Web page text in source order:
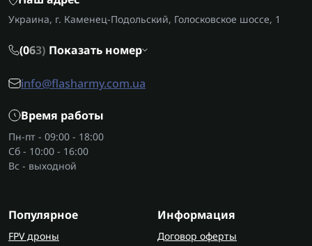
Украина, г. Каменец-Подольский, Голосковское шоссе, 1
(063) Показать номер
info@flasharmy.com.ua
Время работы
Пн-пт - 09:00 - 18:00
Сб - 10:00 - 16:00
Вс - выходной
Популярное
FPV дроны
Информация
Договор оферты